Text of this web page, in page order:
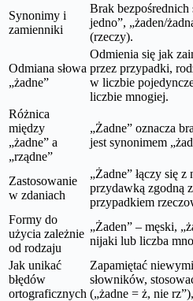
Synonimy i
zamienniki
Brak
jedno”, „żaden/
(rzeczy).
Odmiana słowa
„żadne”
Odmienia się jak
przez przypadki,
w liczbie
liczbie mnogiej.
Różnica
między
„żadne” a
„rządne”
„Żadne” oznacza
jest synonimem
Zastosowanie
w zdaniach
„Żadne” łączy się
przydawką zgodną
przypadkiem
Formy do
użycia zależnie
od rodzaju
„Żaden” – męski,
nijaki lub liczba
Jak unikać
błędów
ortograficznych
Zapamiętać
słowników,
(„żadne = ż, nie